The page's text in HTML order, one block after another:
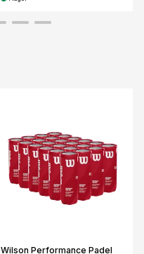
Wilson Performance Padel